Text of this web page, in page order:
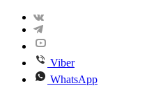
Viber
WhatsApp